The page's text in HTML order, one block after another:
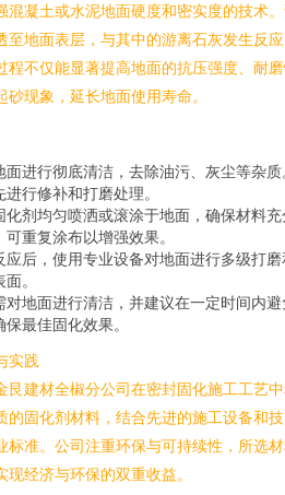
混凝土或水泥地面硬度和密实度的技术
至地面表层，与其中的游离石灰发生反
程不仅能显著提高地面的抗压强度、耐
现象，延长地面使用寿命。
进行彻底清洁，去除油污、灰尘等杂质
行修补和打磨处理。
化剂均匀喷洒或滚涂于地面，确保材料充
重复涂布以增强效果。
后，使用专业设备对地面进行多级打磨
。
地面进行清洁，并建议在一定时间内避
最佳固化效果。
实践
艮建材全椒分公司在密封固化施工工艺
的固化剂材料，结合先进的施工设备和技
标准。公司注重环保与可持续性，所选
经济与环保的双重收益。